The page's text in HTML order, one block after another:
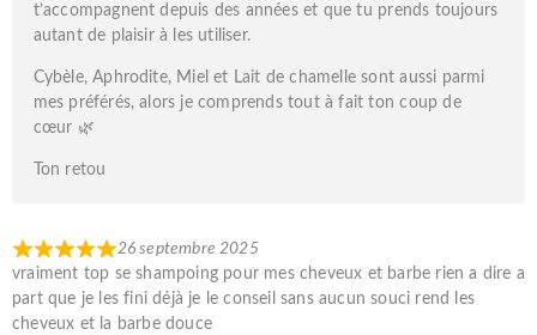
t’accompagnent depuis des années et que tu prends toujours
autant de plaisir à les utiliser.
Cybèle, Aphrodite, Miel et Lait de chamelle sont aussi parmi
mes préférés, alors je comprends tout à fait ton coup de
cœur 🌿
Ton retou
26 septembre 2025
vraiment top se shampoing pour mes cheveux et barbe rien a dire a
part que je les fini déjà je le conseil sans aucun souci rend les
cheveux et la barbe douce